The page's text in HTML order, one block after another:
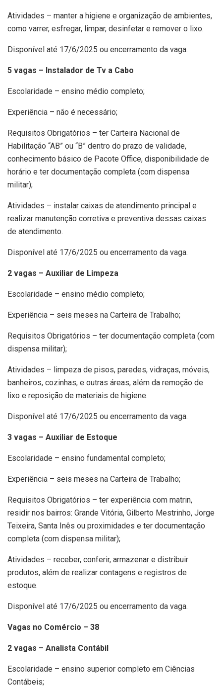
Atividades – manter a higiene e organização de ambientes,
como varrer, esfregar, limpar, desinfetar e remover o lixo.
Disponível até 17/6/2025 ou encerramento da vaga.
5 vagas – Instalador de Tv a Cabo
Escolaridade – ensino médio completo;
Experiência – não é necessário;
Requisitos Obrigatórios – ter Carteira Nacional de
Habilitação “AB” ou “B” dentro do prazo de validade,
conhecimento básico de Pacote Office, disponibilidade de
horário e ter documentação completa (com dispensa
militar);
Atividades – instalar caixas de atendimento principal e
realizar manutenção corretiva e preventiva dessas caixas
de atendimento.
Disponível até 17/6/2025 ou encerramento da vaga.
2 vagas – Auxiliar de Limpeza
Escolaridade – ensino médio completo;
Experiência – seis meses na Carteira de Trabalho;
Requisitos Obrigatórios – ter documentação completa (com
dispensa militar);
Atividades – limpeza de pisos, paredes, vidraças, móveis,
banheiros, cozinhas, e outras áreas, além da remoção de
lixo e reposição de materiais de higiene.
Disponível até 17/6/2025 ou encerramento da vaga.
3 vagas – Auxiliar de Estoque
Escolaridade – ensino fundamental completo;
Experiência – seis meses na Carteira de Trabalho;
Requisitos Obrigatórios – ter experiência com matrin,
residir nos bairros: Grande Vitória, Gilberto Mestrinho, Jorge
Teixeira, Santa Inês ou proximidades e ter documentação
completa (com dispensa militar);
Atividades – receber, conferir, armazenar e distribuir
produtos, além de realizar contagens e registros de
estoque.
Disponível até 17/6/2025 ou encerramento da vaga.
Vagas no Comércio – 38
2 vagas – Analista Contábil
Escolaridade – ensino superior completo em Ciências
Contábeis;